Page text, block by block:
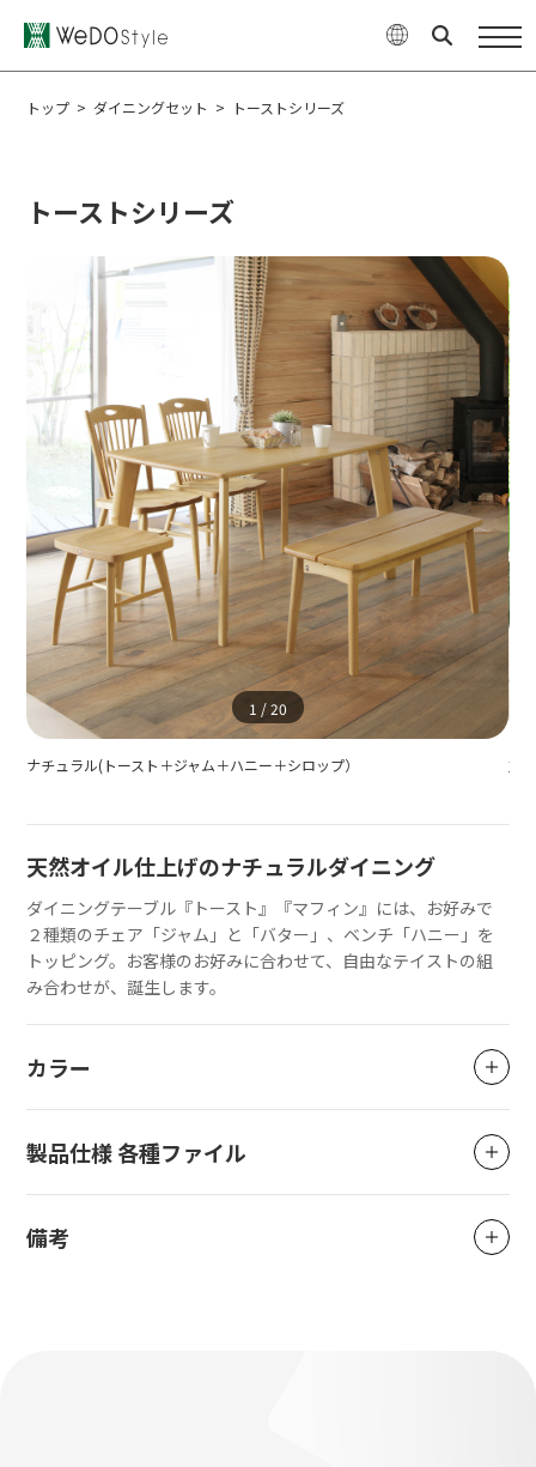
商品
ご購入について
最新ニュース・コラム
特集
企業情報 お問い合せ
オンラインショップ
トップ > ダイニングセット > トーストシリーズ
トーストシリーズ
ナチュラル(トースト＋ジャム＋ハニー＋シロップ） 丸
1 /20
天然オイル仕上げのナチュラルダイニング
ダイニングテーブル『トースト』『マフィン』には、お好みで
２種類のチェア「ジャム」と「バター」、ベンチ「ハニー」を
トッピング。お客様のお好みに合わせて、自由なテイストの組
み合わせが、誕生します。
カラー
製品仕様 各種ファイル
備考